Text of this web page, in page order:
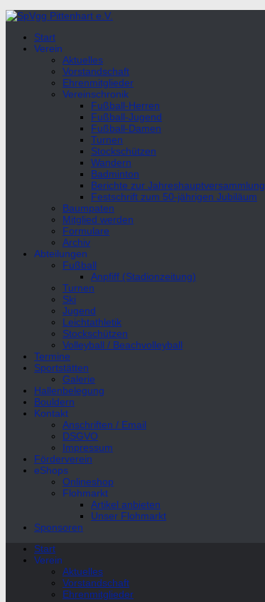
Unter
Inhalt
Start
Verein
Aktuelles
Vorstandschaft
Ehrenmitglieder
Vereinschronik
Fußball-Herren
Fußball-Jugend
Fußball-Damen
Turnen
Stockschützen
Wandern
Badminton
Berichte zur Jahreshauptversammlung
Festschrift zum 50-jährigen Jubiläum
Baumpaten
Mitglied werden
Formulare
Archiv
Abteilungen
Fußball
Anpfiff (Stadionzeitung)
Turnen
Ski
Jugend
Leichtathletik
Stockschützen
Volleyball / Beachvolleyball
Termine
Sportstätten
Galerie
Hallenbelegung
Bouldern
Kontakt
Anschriften / Email
DSGVO
Impressum
Förderverein
eShops
Onlineshop
Flohmarkt
Artikel anbieten
Unser Flohmarkt
Sponsoren
Start
Verein
Aktuelles
Vorstandschaft
Ehrenmitglieder